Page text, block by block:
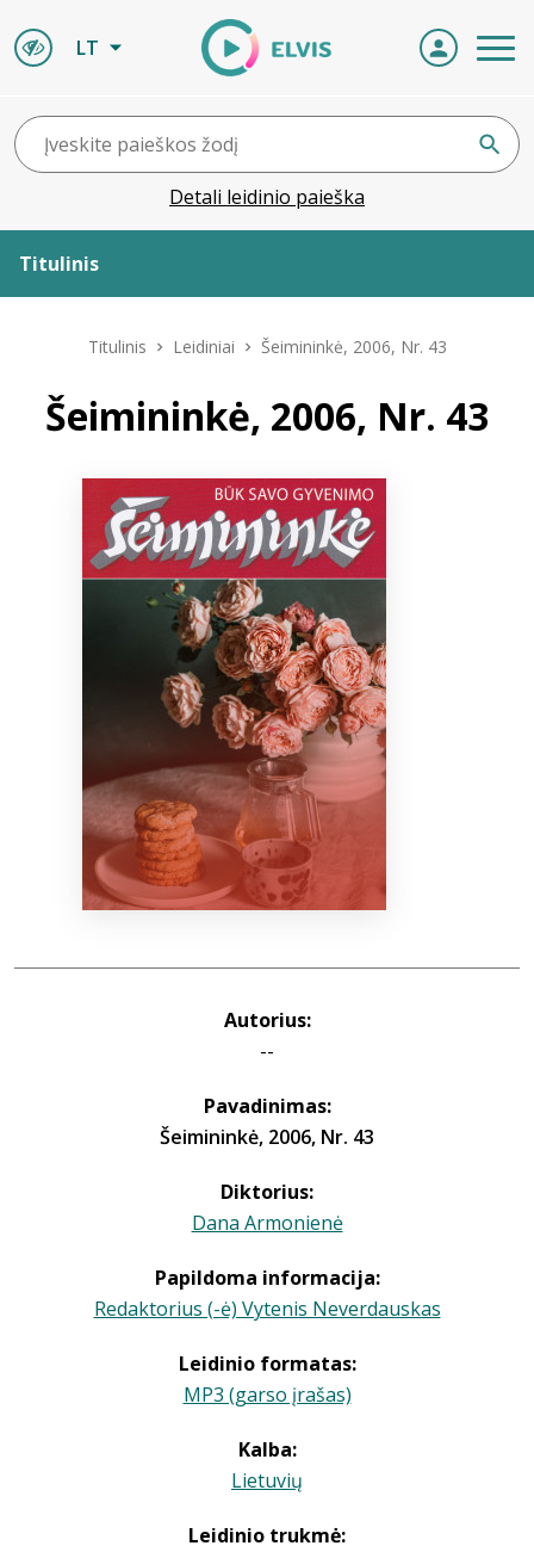
LT
Detali leidinio paieška
Titulinis
Leidiniai
Naujienos
+370 667 80 541
info@elvislab.lt
Titulinis Leidiniai Šeimininkė, 2006, Nr. 43
Šeimininkė, 2006, Nr. 43
Autorius:
--
Pavadinimas:
Šeimininkė, 2006, Nr. 43
Diktorius:
Dana Armonienė
Papildoma informacija:
Redaktorius (-ė) Vytenis Neverdauskas
Leidinio formatas:
MP3 (garso įrašas)
Kalba:
Lietuvių
Leidinio trukmė: